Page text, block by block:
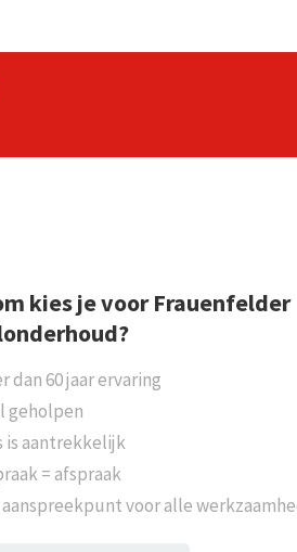
kies je voor Frauenfelder
dan 60 jaar ervaring
geholpen
is aantrekkelijk
= afspraak
aanspreekpunt voor alle